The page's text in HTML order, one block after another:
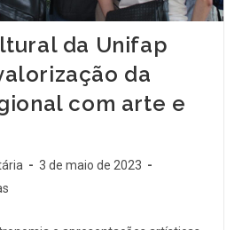
da Unifap
da
com arte e
3 de maio de 2023